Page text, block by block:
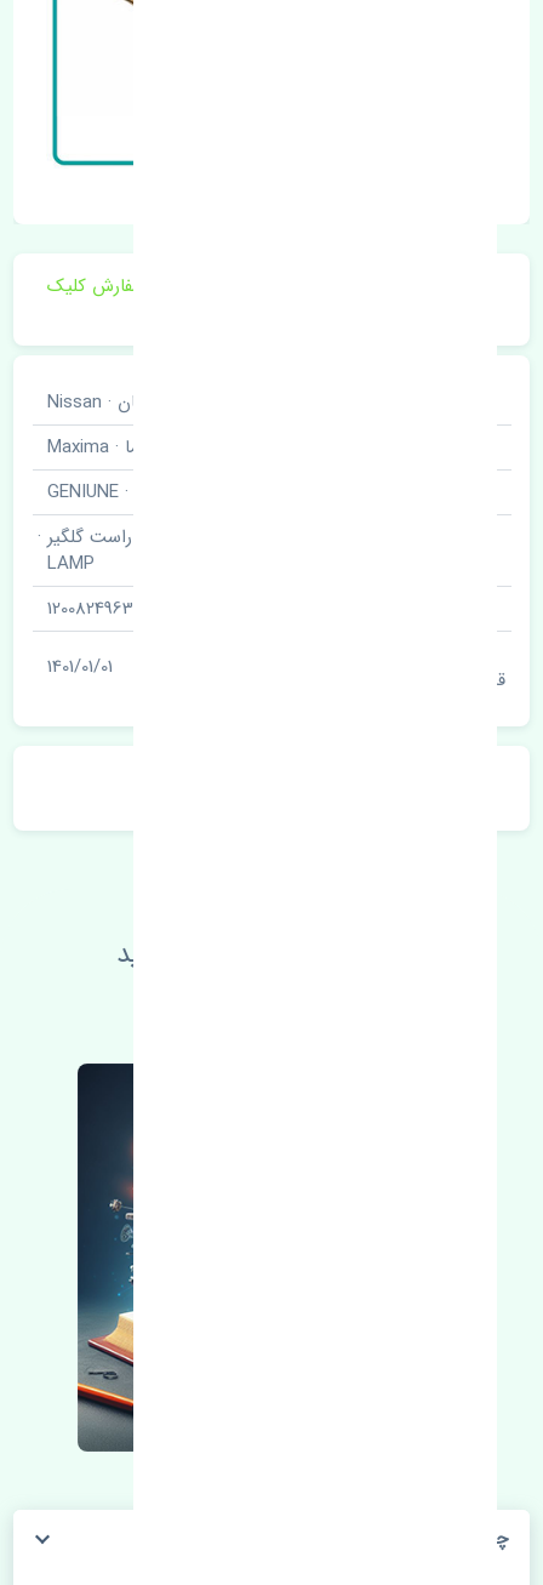
برای اطلاع از موجودی و قیمت به روز روی ثبت سفارش کلیک
نیسان · Nissan
ماکسیما · Maxima
اصلی · GENIUNE
چراغ خطر عقب راست گلگیر ·
LAMP
1200824963
قیمت
1401/01/01
اطلاعات فنی خود را بالا ببرید
چراغ خطر عقب راست گلگیر نیسان ماکسیما اصلی